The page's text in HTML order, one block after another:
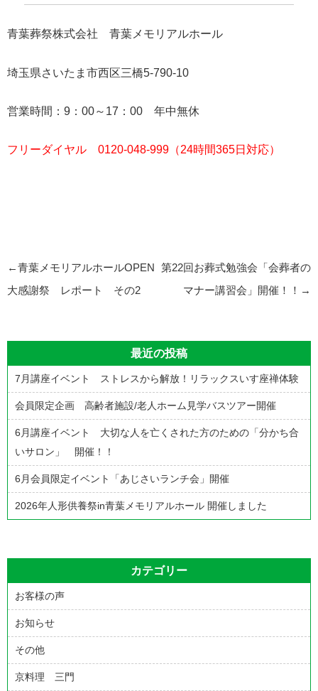
青葉葬祭株式会社 青葉メモリアルホール
埼玉県さいたま市西区三橋5-790-10
営業時間：9：00～17：00 年中無休
フリーダイヤル 0120-048-999（24時間365日対応）
投
稿
ー
シ
ョ
ン
第22回お葬式勉強会「会葬者の
マナー講習会」開催！！ →
←青葉メモリアルホールOPEN
大感謝祭 レポート その2
最近の投稿
7月講座イベント ストレスから解放！リラックスいす座禅体験
会員限定企画 高齢者施設/老人ホーム見学バスツアー開催
6月講座イベント 大切な人を亡くされた方のための「分かち合
いサロン」 開催！！
6月会員限定イベント「あじさいランチ会」開催
2026年人形供養祭in青葉メモリアルホール 開催しました
カテゴリー
お客様の声
お知らせ
その他
京料理 三門